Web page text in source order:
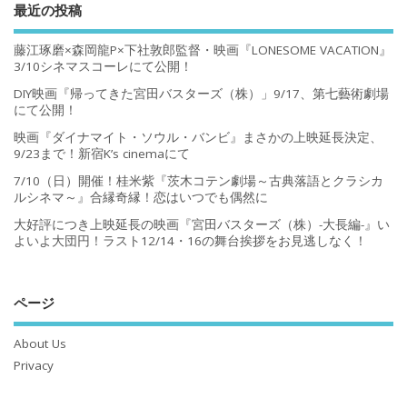
最近の投稿
藤江琢磨×森岡龍P×下社敦郎監督・映画『LONESOME VACATION』
3/10シネマスコーレにて公開！
DIY映画『帰ってきた宮田バスターズ（株）」9/17、第七藝術劇場
にて公開！
映画『ダイナマイト・ソウル・バンビ』まさかの上映延長決定、
9/23まで！新宿K’s cinemaにて
7/10（日）開催！桂米紫『茨木コテン劇場～古典落語とクラシカ
ルシネマ～』合縁奇縁！恋はいつでも偶然に
大好評につき上映延長の映画『宮田バスターズ（株）-大長編-』い
よいよ大団円！ラスト12/14・16の舞台挨拶をお見逃しなく！
ページ
About Us
Privacy